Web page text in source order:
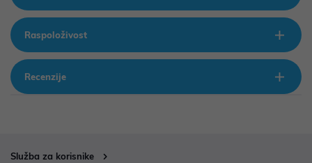
Raspoloživost
Recenzije
Služba za korisnike